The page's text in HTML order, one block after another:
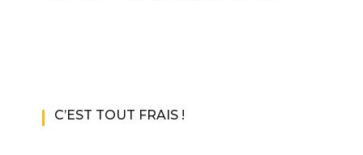
C’EST TOUT FRAIS !